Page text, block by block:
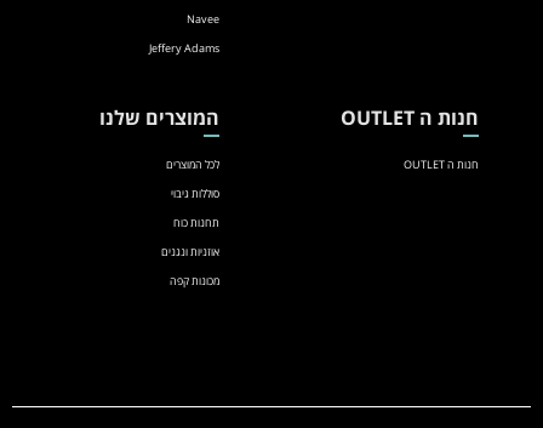
Navee
Jeffery Adams
חנות ה OUTLET
חנות ה OUTLET
המוצרים שלנו
לכל המוצרים
סוללות גיבוי
תחנות כוח
אוזניות ונגנים
מכונות קפה